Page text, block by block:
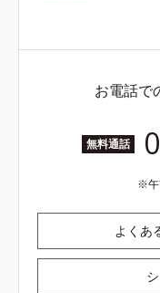
お電話で
無料通話
よくあ